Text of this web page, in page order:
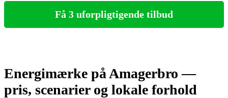
Få 3 uforpligtigende tilbud
Energimærke på Amagerbro —
pris, scenarier og lokale forhold